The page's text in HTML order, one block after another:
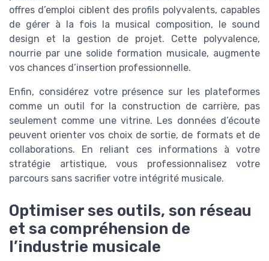
offres d’emploi ciblent des profils polyvalents, capables
de gérer à la fois la musical composition, le sound
design et la gestion de projet. Cette polyvalence,
nourrie par une solide formation musicale, augmente
vos chances d’insertion professionnelle.
Enfin, considérez votre présence sur les plateformes
comme un outil for la construction de carrière, pas
seulement comme une vitrine. Les données d’écoute
peuvent orienter vos choix de sortie, de formats et de
collaborations. En reliant ces informations à votre
stratégie artistique, vous professionnalisez votre
parcours sans sacrifier votre intégrité musicale.
Optimiser ses outils, son réseau
et sa compréhension de
l’industrie musicale